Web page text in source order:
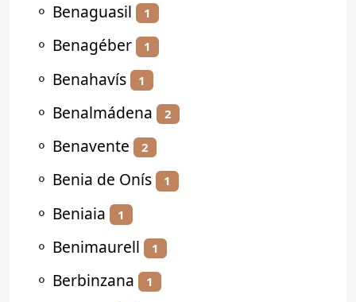
⚬ Benaguasil 1
⚬ Benagéber 1
⚬ Benahavís 1
⚬ Benalmádena 2
⚬ Benavente 2
⚬ Benia de Onís 1
⚬ Beniaia 1
⚬ Benimaurell 1
⚬ Berbinzana 1